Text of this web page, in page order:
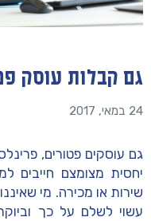
גם קבלות עוסק
24 במאי, 2017
גם עוסקים פטורים,
יחסית מצומצם חייבים
שירות או מכירה. מי
עשוי לשלם על כך